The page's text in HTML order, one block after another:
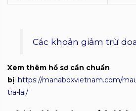
Các khoản giảm trừ
Xem thêm hồ sơ cần chuẩn
bị: https://manaboxvietnam.com/
tra-lai/